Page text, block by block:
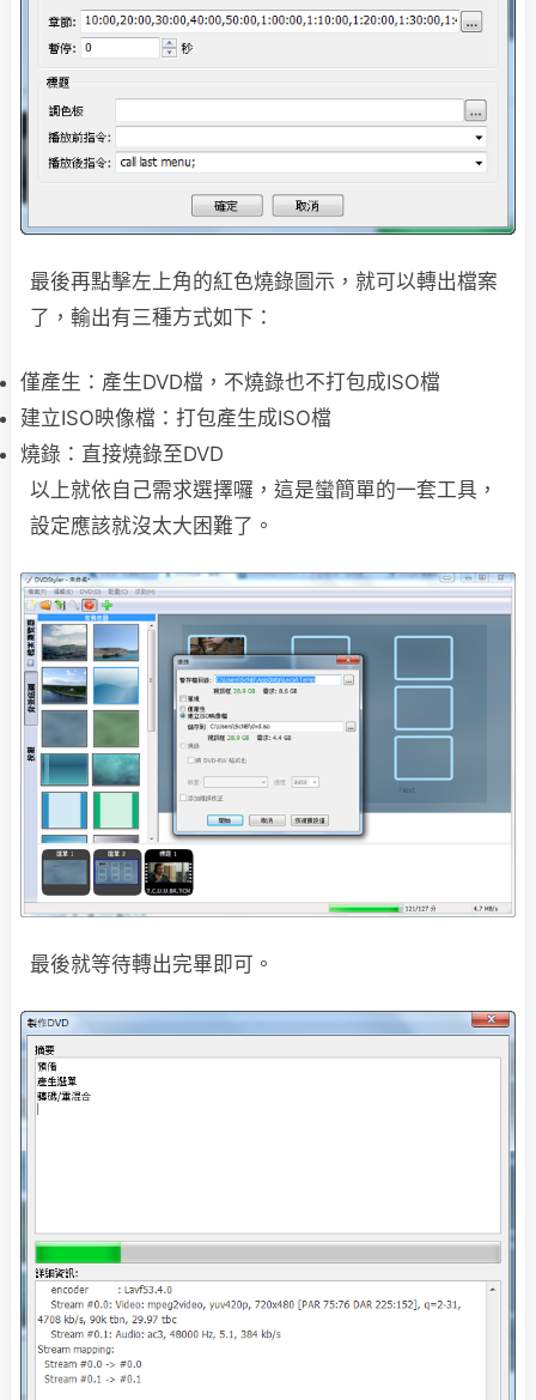
最後再點擊左上角的紅色燒錄圖示，就可以轉出檔案
了，輸出有三種方式如下：
僅產生：產生DVD檔，不燒錄也不打包成ISO檔
建立ISO映像檔：打包產生成ISO檔
燒錄：直接燒錄至DVD
以上就依自己需求選擇囉，這是蠻簡單的一套工具，
設定應該就沒太大困難了。
最後就等待轉出完畢即可。